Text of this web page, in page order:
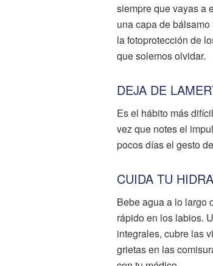
siempre que vayas a
una capa de
la fotoprotección de
que solemos olvidar.
DEJA DE
Es el hábito más
vez que notes el
pocos días el gesto
CUIDA TU
Bebe agua a lo largo
rápido en los labios.
integrales, cubre las
grietas en las